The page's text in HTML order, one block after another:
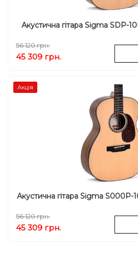
Акустична гітара Sigma SDP-
56 120 грн.
45 309 грн.
Акція
Акустична гітара Sigma S000P-
56 120 грн.
45 309 грн.